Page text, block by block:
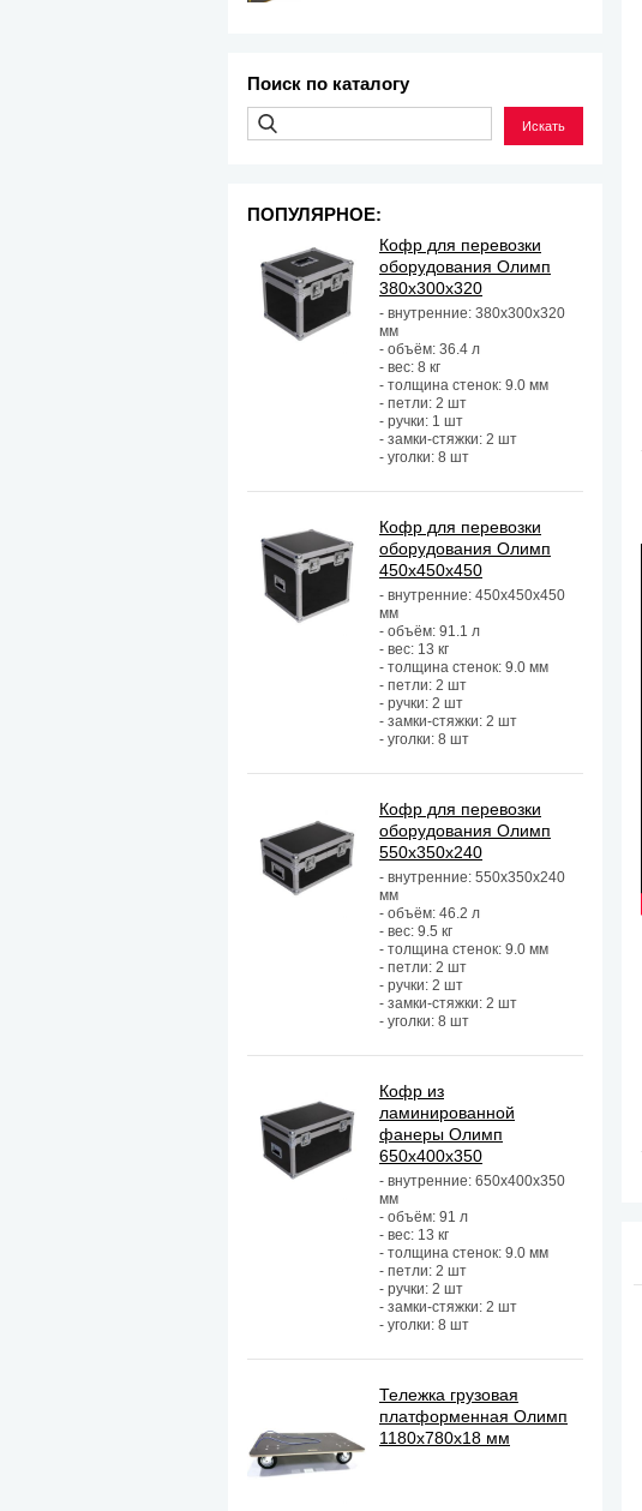
Поиск по каталогу
ПОПУЛЯРНОЕ:
Кофр для перевозки
оборудования Олимп
380х300х320
- внутренние: 380х300х320
мм
- объём: 36.4 л
- вес: 8 кг
- толщина стенок: 9.0 мм
- петли: 2 шт
- ручки: 1 шт
- замки-стяжки: 2 шт
- уголки: 8 шт
Кофр для перевозки
оборудования Олимп
450х450х450
- внутренние: 450х450х450
мм
- объём: 91.1 л
- вес: 13 кг
- толщина стенок: 9.0 мм
- петли: 2 шт
- ручки: 2 шт
- замки-стяжки: 2 шт
- уголки: 8 шт
Кофр для перевозки
оборудования Олимп
550х350х240
- внутренние: 550х350х240
мм
- объём: 46.2 л
- вес: 9.5 кг
- толщина стенок: 9.0 мм
- петли: 2 шт
- ручки: 2 шт
- замки-стяжки: 2 шт
- уголки: 8 шт
Кофр из
ламинированной
фанеры Олимп
650х400х350
- внутренние: 650х400х350
мм
- объём: 91 л
- вес: 13 кг
- толщина стенок: 9.0 мм
- петли: 2 шт
- ручки: 2 шт
- замки-стяжки: 2 шт
- уголки: 8 шт
Тележка грузовая
платформенная Олимп
1180х780х18 мм